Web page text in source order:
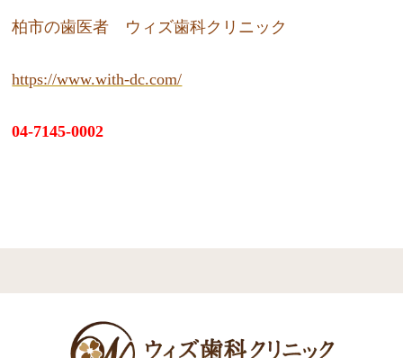
柏市の歯医者 ウィズ歯科クリニック
https://www.with-dc.com/
04-7145-0002